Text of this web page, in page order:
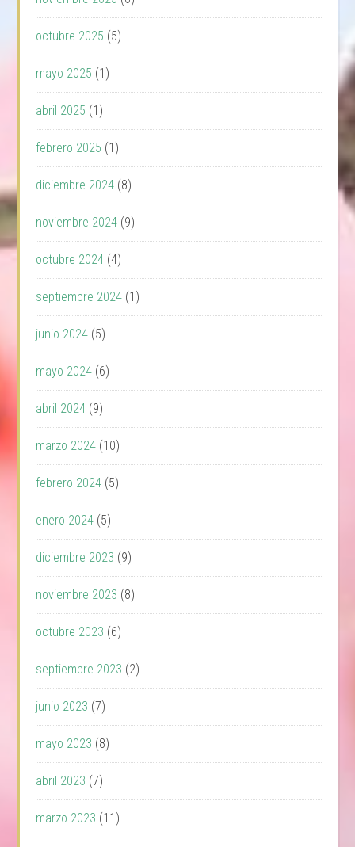
octubre 2025 (5)
mayo 2025 (1)
abril 2025 (1)
febrero 2025 (1)
diciembre 2024 (8)
noviembre 2024 (9)
octubre 2024 (4)
septiembre 2024 (1)
junio 2024 (5)
mayo 2024 (6)
abril 2024 (9)
marzo 2024 (10)
febrero 2024 (5)
enero 2024 (5)
diciembre 2023 (9)
noviembre 2023 (8)
octubre 2023 (6)
septiembre 2023 (2)
junio 2023 (7)
mayo 2023 (8)
abril 2023 (7)
marzo 2023 (11)